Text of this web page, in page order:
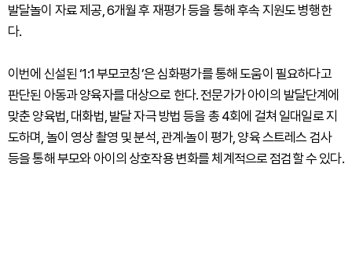
발달놀이 자료 제공, 6개월 후 재평가 등을 통해 후속 지원도 병행한
다.
이번에 신설된 ‘1:1 부모코칭’은 심화평가를 통해 도움이 필요하다고
판단된 아동과 양육자를 대상으로 한다. 전문가가 아이의 발달단계에
맞춘 양육법, 대화법, 발달 자극 방법 등을 총 4회에 걸쳐 일대일로 지
도하며, 놀이 영상 촬영 및 분석, 관계·놀이 평가, 양육 스트레스 검사
등을 통해 부모와 아이의 상호작용 변화를 체계적으로 점검할 수 있다.